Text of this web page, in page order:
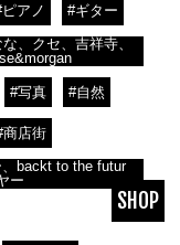
SHOP
ピアノ #ギター
、クセ、吉祥寺、
#写真 #自然
商店街
backt to the futur
ー